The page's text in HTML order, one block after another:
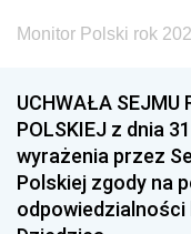
1996
1993
1990
1987
Monitor Polski rok
UCHWAŁA SEJMU
POLSKIEJ z dnia
wyrażenia przez
Polskiej zgody na
odpowiedzialności